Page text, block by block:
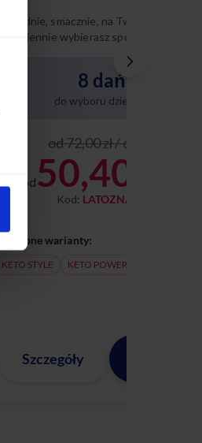
Wygodnie, smacznie, na Twoich zasadach
– codziennie wybierasz spośród 8
niskowęglowodanowym menu
dopasowanym do Twoich potrzeb.
8 dań
do wyboru dziennie
od 72,00 zł / dzień
od50,40
Kod: LATOZNAMI
Dostępne warianty:
KETO STYLE KETO POWER
Szczegóły